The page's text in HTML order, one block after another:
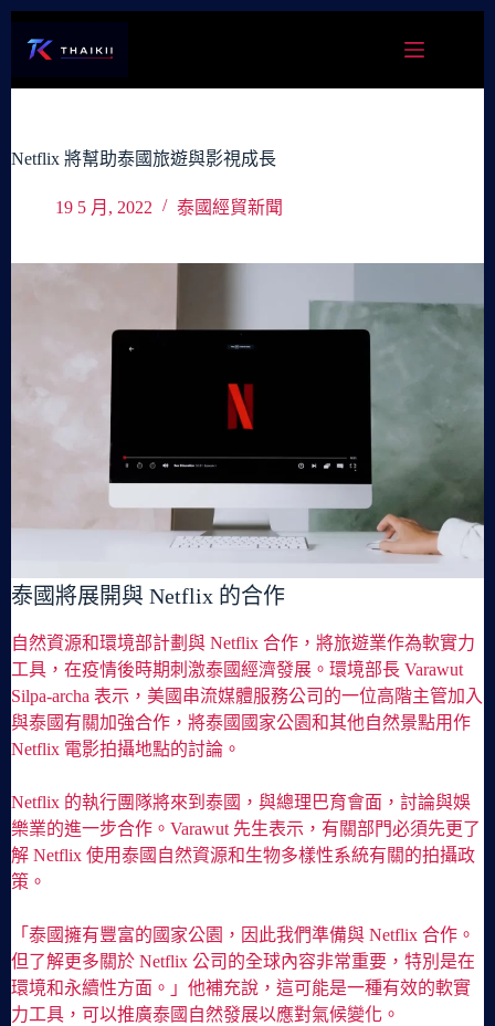
容
Netflix 將幫助泰國旅遊與影視成長
19 5 月, 2022 泰國經貿新聞
泰國將展開與 Netflix 的合作
自然資源和環境部計劃與 Netflix 合作，將旅遊業作為軟實力
工具，在疫情後時期刺激泰國經濟發展。環境部長 Varawut
Silpa-archa 表示，美國串流媒體服務公司的一位高階主管加入
與泰國有關加強合作，將泰國國家公園和其他自然景點用作
Netflix 電影拍攝地點的討論。
Netflix 的執行團隊將來到泰國，與總理巴育會面，討論與娛
樂業的進一步合作。Varawut 先生表示，有關部門必須先更了
解 Netflix 使用泰國自然資源和生物多樣性系統有關的拍攝政
策。
「泰國擁有豐富的國家公園，因此我們準備與 Netflix 合作。
但了解更多關於 Netflix 公司的全球內容非常重要，特別是在
環境和永續性方面。」他補充說，這可能是一種有效的軟實
力工具，可以推廣泰國自然發展以應對氣候變化。